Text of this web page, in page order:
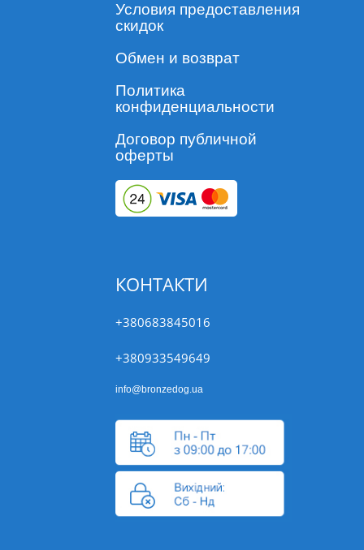
Условия предоставления
скидок
Обмен и возврат
Политика
конфиденциальности
Договор публичной
оферты
КОНТАКТИ
+380683845016
+380933549649
info@bronzedog.ua